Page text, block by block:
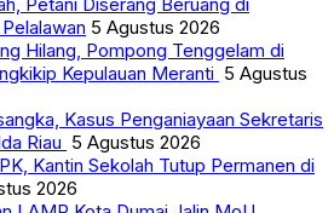
5 Agustus 2026
Hilang, Pompong Tenggelam di
Kepulauan Meranti 5 Agustus
Kasus Penganiayaan Sekretaris
Riau 5 Agustus 2026
Kantin Sekolah Tutup Permanen di
2026